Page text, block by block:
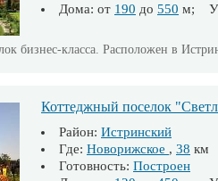
Дома: от 190 до 550 м;
бизнес-класса. Расположен в
Коттеджный поселок
Район: Истринский
Где: Новорижское , 38 км
Готовность: Построен